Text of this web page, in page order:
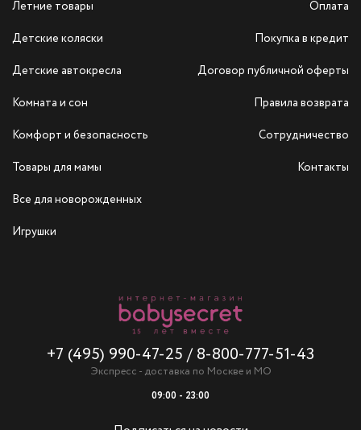
Летние товары
Детские коляски
Детские автокресла
Комната и сон
Комфорт и безопасность
Товары для мамы
Все для новорожденных
Игрушки
+7 (495) 990-47-25 / 8-800-777-51-43
Экспресс - доставка по Москве и МО
09:00 - 23:00
Оплата
Покупка в кредит
Договор публичной оферты
Правила возврата
Сотрудничество
Контакты